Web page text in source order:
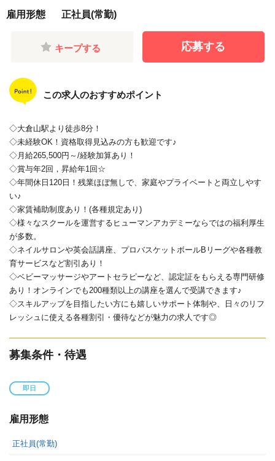
雇用形態
正社員(常勤)
キープする 応募する
この求人のおすすめポイント
◇大倉山駅より徒歩8分！
◇未経験OK！資格取得見込みの方も歓迎です♪
◇月給265,500円～/経験加算あり！
◇賞与年2回，昇給年1回☆
◇年間休日120日！残業ほぼ無しで、家庭やプライベートと両立しやす
い♪
◇家賃補助制度あり！(各種規定あり)
◇様々なスクールを運営するヒューマンアカデミーならではの福利厚生
が多数。
◇ネイルサロンや英会話講座、プロバスケットボールBリーグや各種教
育サービスなど割引あり！
◇ベビーマッサージやアートセラピーなど、認定証をもらえる専門研修
あり！オンラインでも200種類以上の講座を選んで受講できます♪
◇スキルアップを目指したい方にも嬉しいサポート体制や、日々のリフ
レッシュに使える各種割引・優待などが魅力の求人です◎
募集条件・待遇
即日
雇用形態
正社員(常勤)